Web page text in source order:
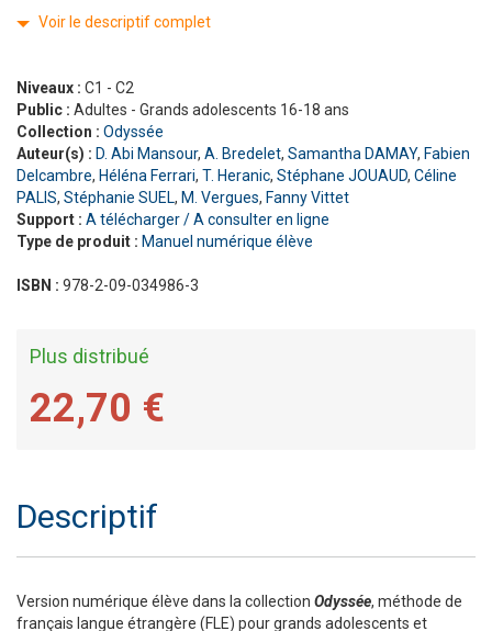
Voir le descriptif complet
Niveaux : C1 - C2
Public : Adultes - Grands adolescents 16-18 ans
Collection : Odyssée
Auteur(s) : D. Abi Mansour, A. Bredelet, Samantha DAMAY, Fabien
Delcambre, Héléna Ferrari, T. Heranic, Stéphane JOUAUD, Céline
PALIS, Stéphanie SUEL, M. Vergues, Fanny Vittet
Support : A télécharger / A consulter en ligne
Type de produit : Manuel numérique élève
ISBN : 978-2-09-034986-3
Plus distribué
22,70 €
Descriptif
Version numérique élève dans la collection Odyssée, méthode de
français langue étrangère (FLE) pour grands adolescents et